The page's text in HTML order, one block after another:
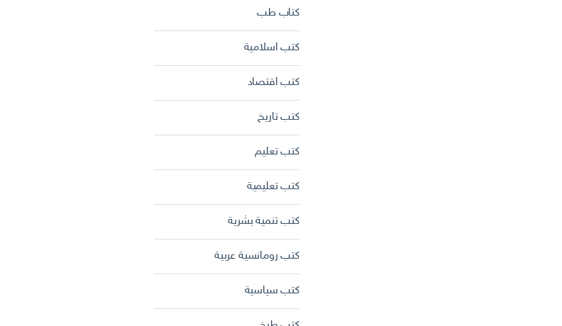
كتاب طب
كتب اسلامية
كتب اقتصاد
كتب تاريخ
كتب تعليم
كتب تعليمية
كتب تنمية بشرية
كتب رومانسية عربية
كتب سياسية